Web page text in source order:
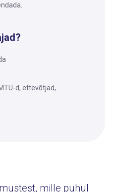
d, ettevõtjad,
mille puhul